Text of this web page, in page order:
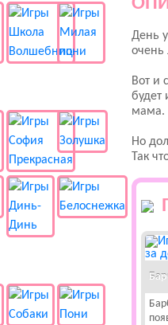
День
очень
Вот и
будет
мама.
Но
Так